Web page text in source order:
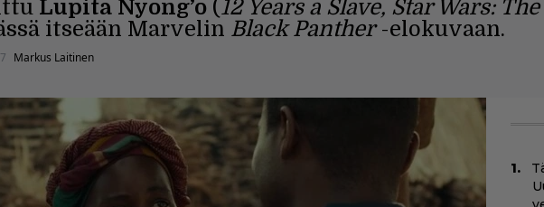
Lupita Nyong’o (12 Years a Slave, Star Wars:
itseään Marvelin Black Panther-elokuvaan.
Markus Laitinen